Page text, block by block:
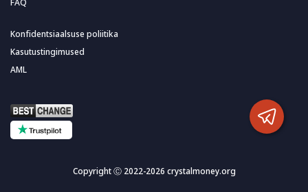
FAQ
Konfidentsiaalsuse poliitika
Kasutustingimused
AML
Copyright Ⓒ 2022-2026 crystalmoney.org